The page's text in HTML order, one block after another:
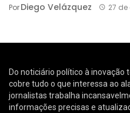
PorDiego Velázquez 27
Do noticiário político à inovação
cobre tudo o que interessa ao
jornalistas trabalha
informações precisas e